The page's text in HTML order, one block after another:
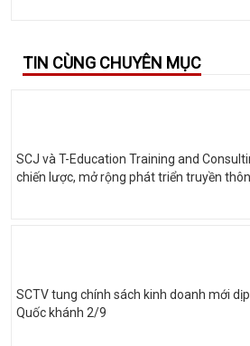
TIN CÙNG CHUYÊN MỤC
SCJ và T-Education Training and
chiến lược, mở rộng phát triển truyền
SCTV tung chính sách kinh doanh mới
Quốc khánh 2/9